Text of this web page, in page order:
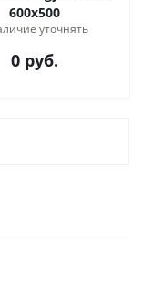
600x500
уточнять
0 руб.